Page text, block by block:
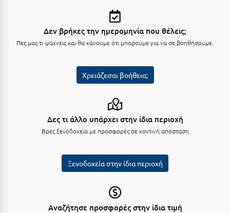
Σύμη
Τζουμέρκα
Δεν βρήκες την ημερομηνία που θέλεις;
Πες μας τι ψάχνεις και θα κάνουμε ότι μπορούμε για να σε βοηθήσουμε.
Χρειάζεσαι βοήθεια;
Δες τι άλλο υπάρχει στην ίδια περιοχή
Βρες ξενοδοχεία με προσφορές σε κοντινή απόσταση
Ξενοδοχεία στην ίδια περιοχή
Αναζήτησε προσφορές στην ίδια τιμή